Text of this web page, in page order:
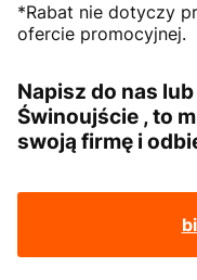
*Rabat nie dotyczy
ofercie promocyjnej.
Napisz do nas
Świnoujście , to
swoją firmę i